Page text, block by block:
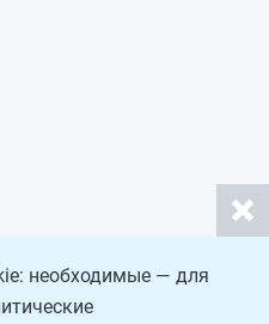
необходимые — для